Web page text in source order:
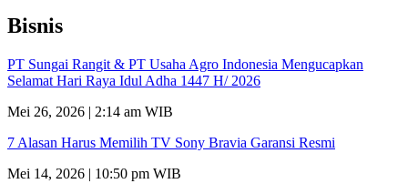
Bisnis
PT Sungai Rangit & PT Usaha Agro Indonesia Mengucapkan
Selamat Hari Raya Idul Adha 1447 H/ 2026
Mei 26, 2026 | 2:14 am WIB
7 Alasan Harus Memilih TV Sony Bravia Garansi Resmi
Mei 14, 2026 | 10:50 pm WIB